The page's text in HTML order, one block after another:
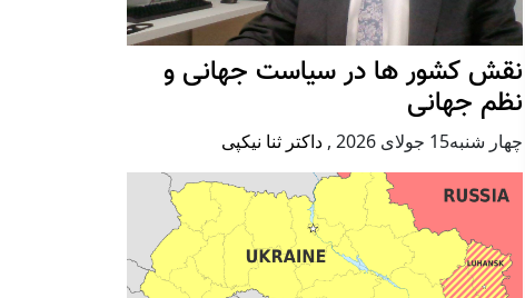
نقش کشور ها در سیاست جهانی و
نظم جهانی
چهار شنبه15 جولای 2026 , داکتر ثنا نیکپی